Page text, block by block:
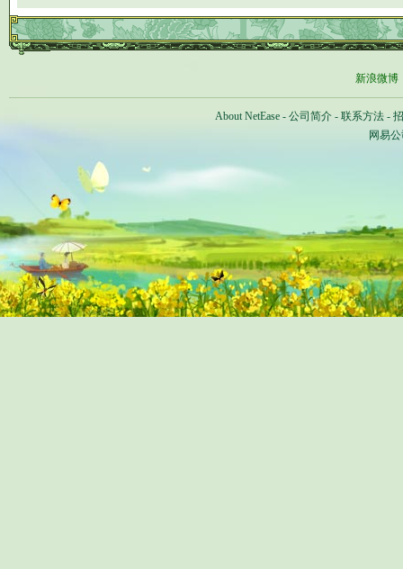
新浪微博
About NetEase - 公司简介 - 联系方法 -
网易